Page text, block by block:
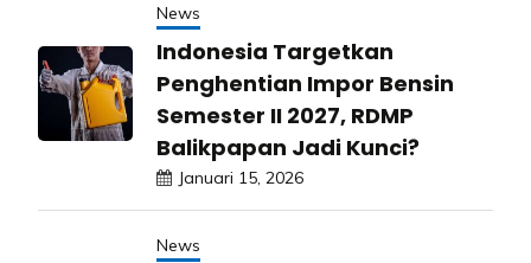
News
Indonesia Targetkan
Penghentian Impor Bensin
Semester II 2027, RDMP
Balikpapan Jadi Kunci?
Januari 15, 2026
News